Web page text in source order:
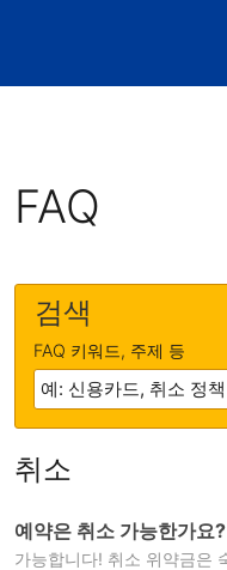
FAQ
검색
FAQ 키워드, 주제 등
취소
예약은 취소 가능한가요?
가능합니다! 취소 위약금은